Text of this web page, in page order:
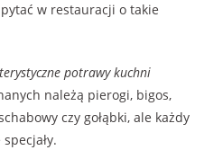
w restauracji o takie
potrawy kuchni
należą pierogi, bigos,
czy gołąbki, ale każdy